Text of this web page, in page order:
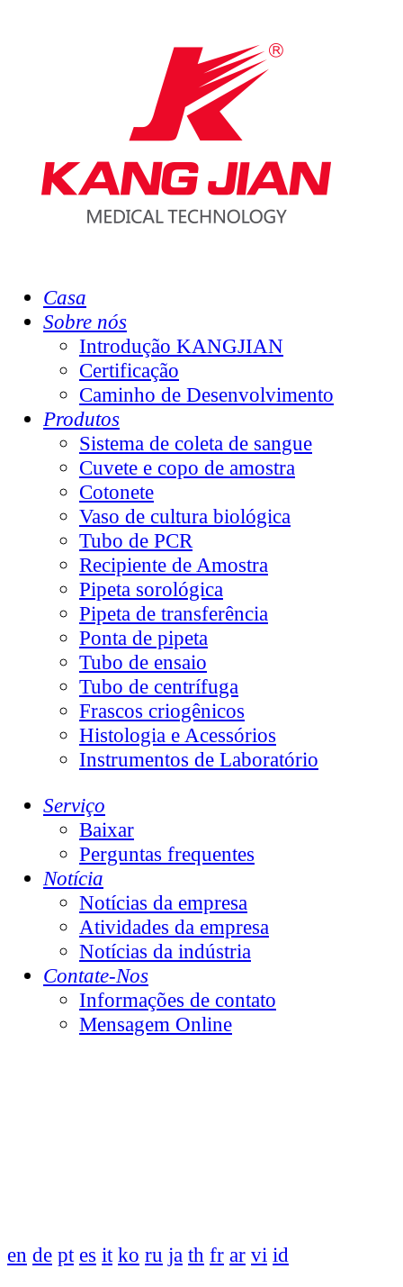
Casa
Sobre nós
Introdução KANGJIAN
Certificação
Caminho de Desenvolvimento
Produtos
Sistema de coleta de sangue
Cuvete e copo de amostra
Cotonete
Vaso de cultura biológica
Tubo de PCR
Recipiente de Amostra
Pipeta sorológica
Pipeta de transferência
Ponta de pipeta
Tubo de ensaio
Tubo de centrífuga
Frascos criogênicos
Histologia e Acessórios
Instrumentos de Laboratório
Serviço
Baixar
Perguntas frequentes
Notícia
Notícias da empresa
Atividades da empresa
Notícias da indústria
Contate-Nos
Informações de contato
Mensagem Online
en de pt es it ko ru ja th fr ar vi id